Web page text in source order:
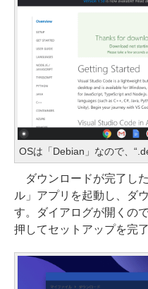
OSは「Debian」なので、
ダウンロードが完了し
ル」アプリを起動し、ダ
す。ダイアログが開くの
押してセットアップを完